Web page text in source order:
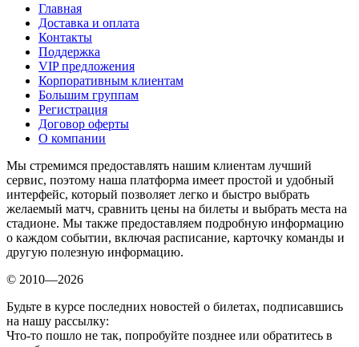
Главная
Доставка и оплата
Контакты
Поддержка
VIP предложения
Корпоративным клиентам
Большим группам
Регистрация
Договор оферты
О компании
Мы стремимся предоставлять нашим клиентам лучший
сервис, поэтому наша платформа имеет простой и удобный
интерфейс, который позволяет легко и быстро выбрать
желаемый матч, сравнить цены на билеты и выбрать места на
стадионе. Мы также предоставляем подробную информацию
о каждом событии, включая расписание, карточку команды и
другую полезную информацию.
© 2010—2026
Будьте в курсе последних новостей о билетах, подписавшись
на нашу рассылку:
Что-то пошло не так, попробуйте позднее или обратитесь в